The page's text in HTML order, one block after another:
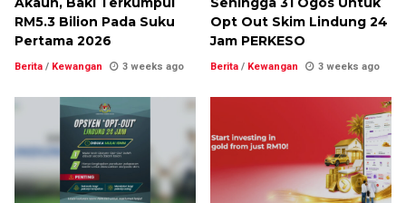
RM5.3 Bilion Pada Suku
Pertama 2026
Berita / Kewangan 3 weeks ago
Opt Out Skim Lindung 24
Jam PERKESO
Berita / Kewangan 3 weeks ago